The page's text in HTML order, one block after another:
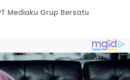
Mediaku Grup Bersatu